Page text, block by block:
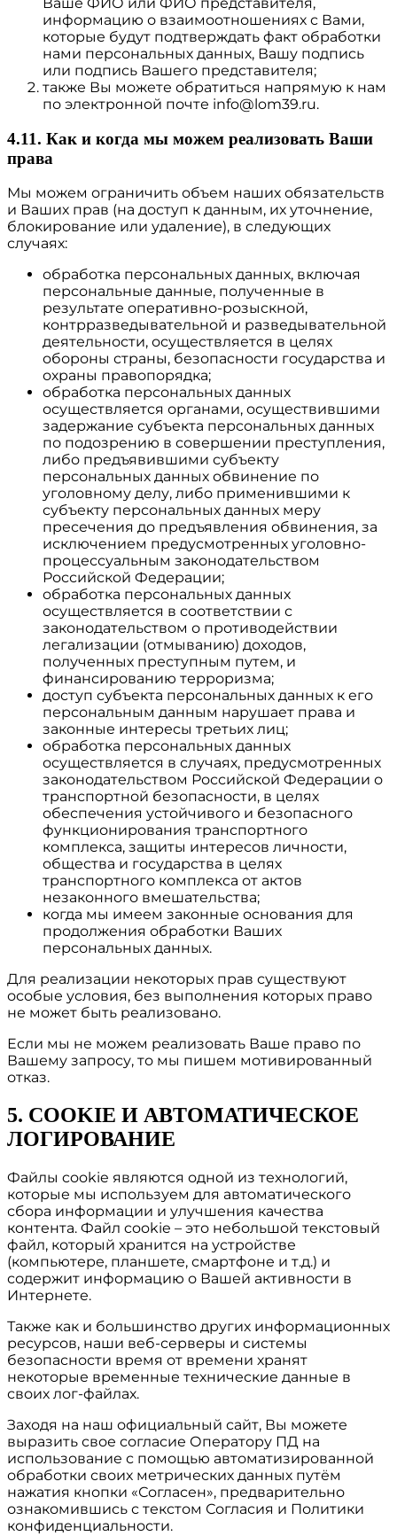
информацию о взаимоотношениях с Вами,
которые будут подтверждать факт обработки
нами персональных данных, Вашу подпись
или подпись Вашего представителя;
также Вы можете обратиться напрямую к нам
по электронной почте info@lom39.ru.
4.11. Как и когда мы можем реализовать Ваши
права
Мы можем ограничить объем наших обязательств
и Ваших прав (на доступ к данным, их уточнение,
блокирование или удаление), в следующих
случаях:
обработка персональных данных, включая
персональные данные, полученные в
результате оперативно-розыскной,
контрразведывательной и разведывательной
деятельности, осуществляется в целях
обороны страны, безопасности государства и
охраны правопорядка;
обработка персональных данных
осуществляется органами, осуществившими
задержание субъекта персональных данных
по подозрению в совершении преступления,
либо предъявившими субъекту
персональных данных обвинение по
уголовному делу, либо применившими к
субъекту персональных данных меру
пресечения до предъявления обвинения, за
исключением предусмотренных уголовно-
процессуальным законодательством
Российской Федерации;
обработка персональных данных
осуществляется в соответствии с
законодательством о противодействии
легализации (отмыванию) доходов,
полученных преступным путем, и
финансированию терроризма;
доступ субъекта персональных данных к его
персональным данным нарушает права и
законные интересы третьих лиц;
обработка персональных данных
осуществляется в случаях, предусмотренных
законодательством Российской Федерации о
транспортной безопасности, в целях
обеспечения устойчивого и безопасного
функционирования транспортного
комплекса, защиты интересов личности,
общества и государства в целях
транспортного комплекса от актов
незаконного вмешательства;
когда мы имеем законные основания для
продолжения обработки Ваших
персональных данных.
Для реализации некоторых прав существуют
особые условия, без выполнения которых право
не может быть реализовано.
Если мы не можем реализовать Ваше право по
Вашему запросу, то мы пишем мотивированный
отказ.
5. СOOKIE И АВТОМАТИЧЕСКОЕ
ЛОГИРОВАНИЕ
Файлы cookie являются одной из технологий,
которые мы используем для автоматического
сбора информации и улучшения качества
контента. Файл cookie – это небольшой текстовый
файл, который хранится на устройстве
(компьютере, планшете, смартфоне и т.д.) и
содержит информацию о Вашей активности в
Интернете.
Также как и большинство других информационных
ресурсов, наши веб-серверы и системы
безопасности время от времени хранят
некоторые временные технические данные в
своих лог-файлах.
Заходя на наш официальный сайт, Вы можете
выразить свое согласие Оператору ПД на
использование с помощью автоматизированной
обработки своих метрических данных путём
нажатия кнопки «Согласен», предварительно
ознакомившись с текстом Согласия и Политики
конфиденциальности.